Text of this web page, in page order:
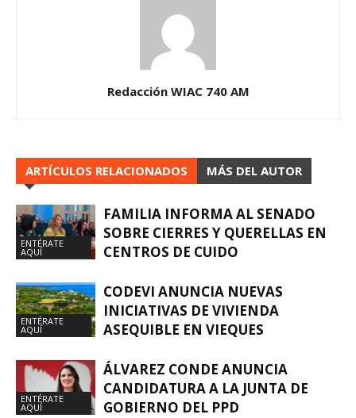
Redacción WIAC 740 AM
ARTÍCULOS RELACIONADOS MÁS DEL AUTOR
ENTÉRATE
AQUÍ
FAMILIA INFORMA AL SENADO
SOBRE CIERRES Y QUERELLAS EN
CENTROS DE CUIDO
ENTÉRATE
AQUÍ
CODEVI ANUNCIA NUEVAS
INICIATIVAS DE VIVIENDA
ASEQUIBLE EN VIEQUES
ENTÉRATE
AQUÍ
ÁLVAREZ CONDE ANUNCIA
CANDIDATURA A LA JUNTA DE
GOBIERNO DEL PPD